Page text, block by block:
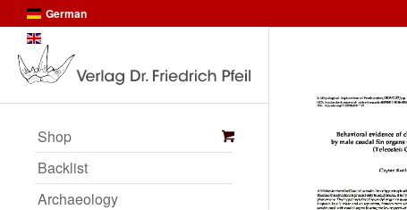
German
Shop
Backlist
Archaeology